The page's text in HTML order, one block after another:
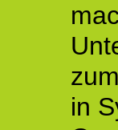
zum
in